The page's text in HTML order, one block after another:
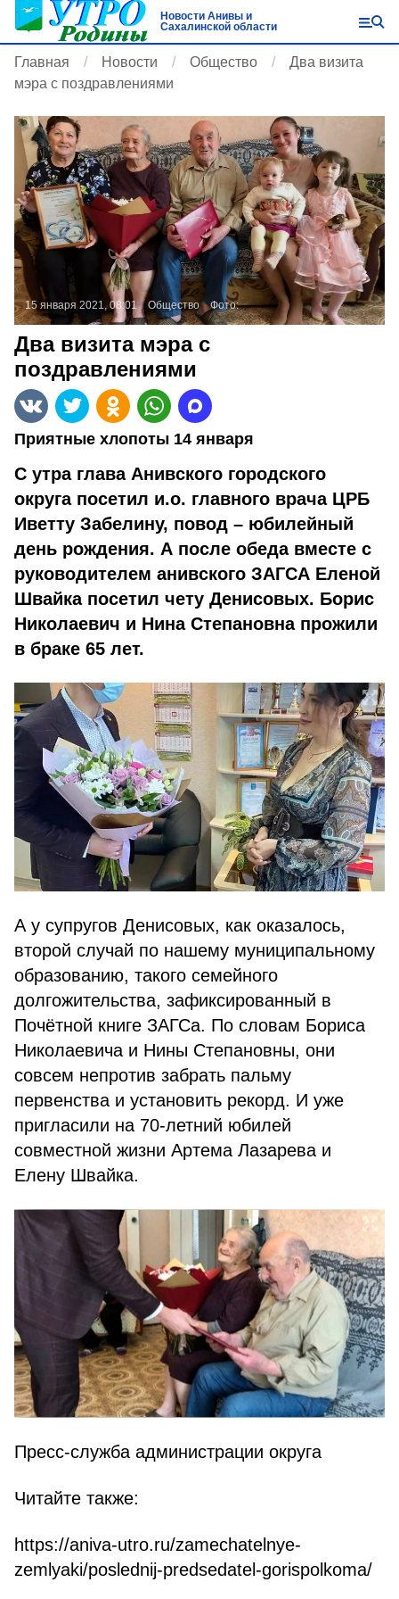
Новости Анивы и
Сахалинской области
Главная Новости Общество
Два визита
мэра с поздравлениями
15 января 2021, 08:01 Общество Фото:
Два визита мэра с
поздравлениями
Приятные хлопоты 14 января
С утра глава Анивского городского
округа посетил и.о. главного врача ЦРБ
Иветту Забелину, повод – юбилейный
день рождения. А после обеда вместе с
руководителем анивского ЗАГСА Еленой
Швайка посетил чету Денисовых. Борис
Николаевич и Нина Степановна прожили
в браке 65 лет.
А у супругов Денисовых, как оказалось,
второй случай по нашему муниципальному
образованию, такого семейного
долгожительства, зафиксированный в
Почётной книге ЗАГСа. По словам Бориса
Николаевича и Нины Степановны, они
совсем непротив забрать пальму
первенства и установить рекорд. И уже
пригласили на 70-летний юбилей
совместной жизни Артема Лазарева и
Елену Швайка.
Пресс-служба администрации округа
https://aniva-utro.ru/zamechatelnye-
zemlyaki/poslednij-predsedatel-gorispolkoma/